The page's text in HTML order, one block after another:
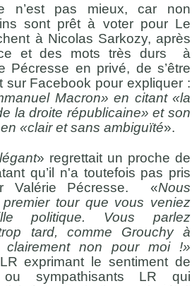
n’est pas mieux, car non
sont prêt à voter pour Le
à Nicolas Sarkozy, après
et des mots très durs à
Pécresse en privé, de s’être
sur Facebook pour expliquer :
Macron» en citant «la
la droite républicaine» et son
«clair et sans ambiguïté».
» regrettait un proche de
qu’il n'a toutefois pas pris
Valérie Pécresse. «Nous
tour que vous veniez
politique. Vous parlez
tard, comme Grouchy à
clairement non pour moi !»
exprimant le sentiment de
ou sympathisants LR qui